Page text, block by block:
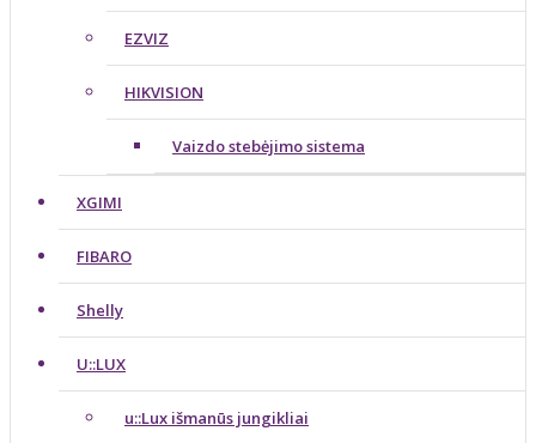
EZVIZ
HIKVISION
Vaizdo stebėjimo sistema
XGIMI
FIBARO
Shelly
U::LUX
u::Lux išmanūs jungikliai